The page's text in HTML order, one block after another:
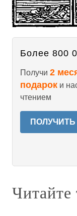
Более 800
Получи 2
подарок и
чтением
Читайте